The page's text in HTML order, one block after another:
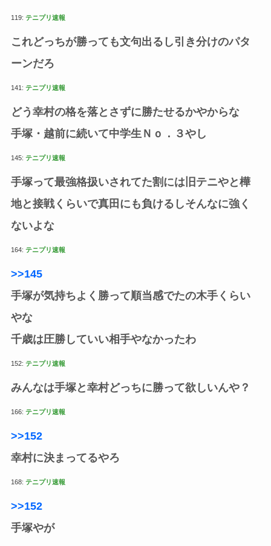
119: テニプリ速報
これどっちが勝っても文句出るし引き分けのパタ
ーンだろ
141: テニプリ速報
どう幸村の格を落とさずに勝たせるかやからな
手塚・越前に続いて中学生Ｎｏ．３やし
145: テニプリ速報
手塚って最強格扱いされてた割には旧テニやと樺
地と接戦くらいで真田にも負けるしそんなに強く
ないよな
164: テニプリ速報
>>145
手塚が気持ちよく勝って順当感でたの木手くらい
やな
千歳は圧勝していい相手やなかったわ
152: テニプリ速報
みんなは手塚と幸村どっちに勝って欲しいんや？
166: テニプリ速報
>>152
幸村に決まってるやろ
168: テニプリ速報
>>152
手塚やが